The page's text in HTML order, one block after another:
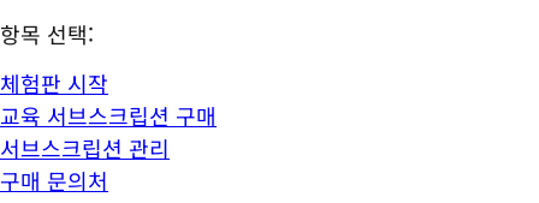
항목 선택:
체험판 시작
교육 서브스크립션 구매
서브스크립션 관리
구매 문의처